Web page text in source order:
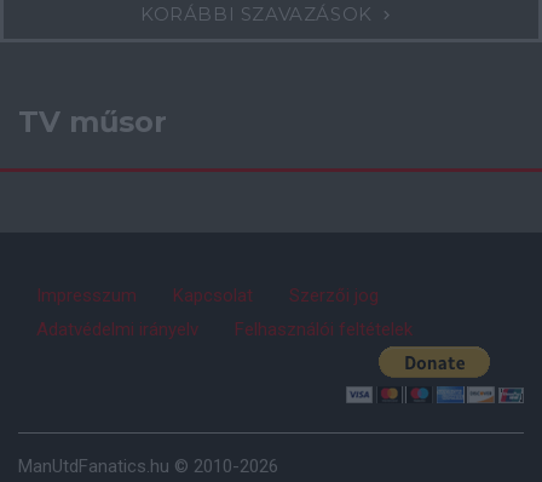
KORÁBBI SZAVAZÁSOK
TV műsor
Impresszum Kapcsolat
Szerzői jog
Adatvédelmi irányelv
Felhasználói feltételek
ManUtdFanatics.hu © 2010-2026